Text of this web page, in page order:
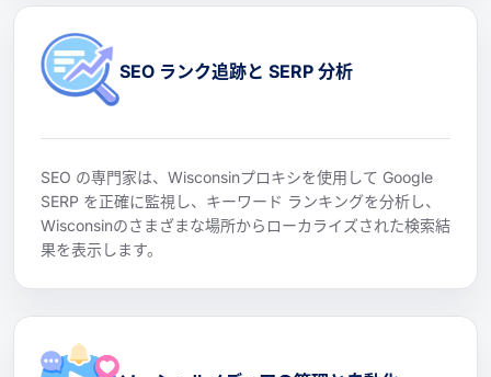
SEO ランク追跡と SERP 分析
SEO の専門家は、Wisconsinプロキシを使用して Google
SERP を正確に監視し、キーワード ランキングを分析し、
Wisconsinのさまざまな場所からローカライズされた検索結
果を表示します。